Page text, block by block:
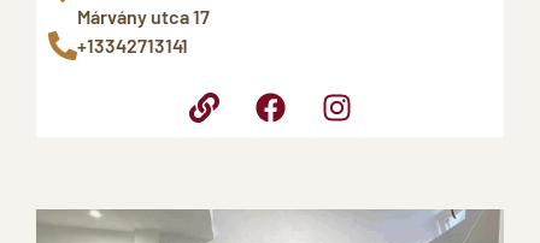
Márvány utca 17
+13342713141